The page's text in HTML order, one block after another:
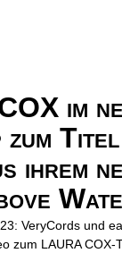
im
zum
ihrem
VeryCords und
zum LAURA COX-